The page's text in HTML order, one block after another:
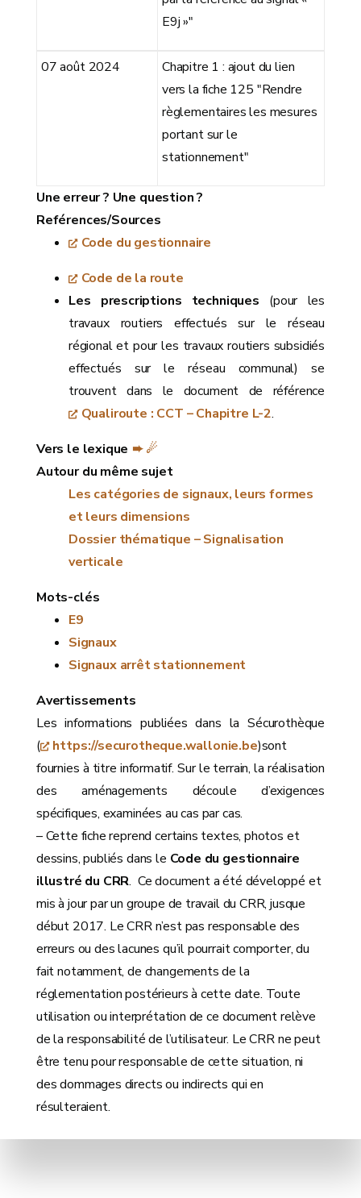
E9j »"
07 août 2024
Chapitre 1 : ajout du lien
vers la fiche 125 "Rendre
règlementaires les mesures
portant sur le
stationnement"
Une erreur ? Une question ?
Reférences/Sources
Code du gestionnaire
Code de la route
Les prescriptions techniques (pour les
travaux routiers effectués sur le réseau
régional et pour les travaux routiers subsidiés
effectués sur le réseau communal) se
trouvent dans le document de référence
Qualiroute : CCT – Chapitre L-2.
Vers le lexique ➨ ☄
Autour du même sujet
Les catégories de signaux, leurs formes
et leurs dimensions
Dossier thématique – Signalisation
verticale
Mots-clés
E9
Signaux
Signaux arrêt stationnement
Avertissements
Les informations publiées dans la Sécurothèque
(
https://securotheque.wallonie.be)sont
fournies à titre informatif. Sur le terrain, la réalisation
des aménagements découle d’exigences
spécifiques, examinées au cas par cas.
– Cette fiche reprend certains textes, photos et
dessins, publiés dans le Code du gestionnaire
illustré du CRR. Ce document a été développé et
mis à jour par un groupe de travail du CRR, jusque
début 2017. Le CRR n’est pas responsable des
erreurs ou des lacunes qu’il pourrait comporter, du
fait notamment, de changements de la
réglementation postérieurs à cette date. Toute
utilisation ou interprétation de ce document relève
de la responsabilité de l’utilisateur. Le CRR ne peut
être tenu pour responsable de cette situation, ni
des dommages directs ou indirects qui en
résulteraient.